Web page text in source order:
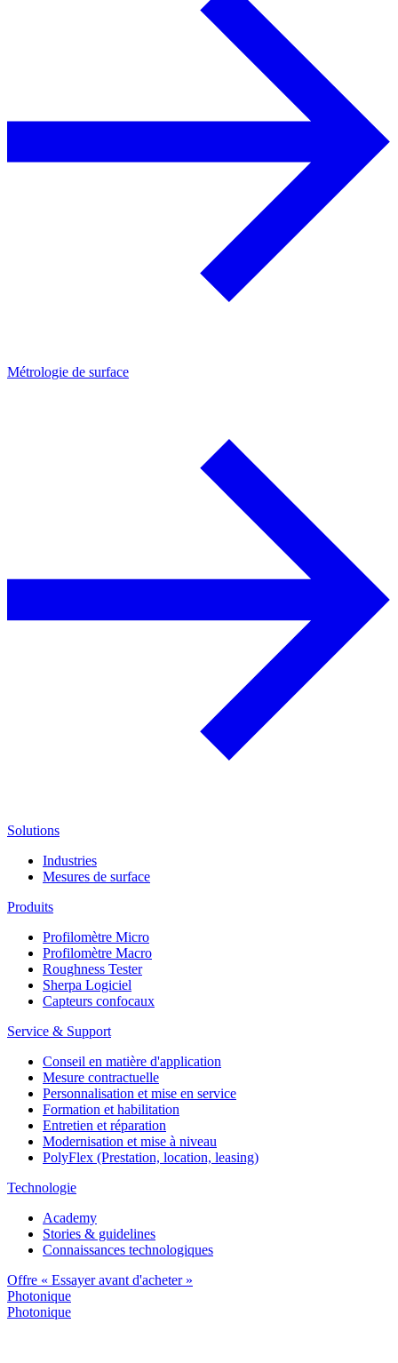
Métrologie de surface
Solutions
Industries
Mesures de surface
Produits
Profilomètre Micro
Profilomètre Macro
Roughness Tester
Sherpa Logiciel
Capteurs confocaux
Service & Support
Conseil en matière d'application
Mesure contractuelle
Personnalisation et mise en service
Formation et habilitation
Entretien et réparation
Modernisation et mise à niveau
PolyFlex (Prestation, location, leasing)
Technologie
Academy
Stories & guidelines
Connaissances technologiques
Offre « Essayer avant d'acheter »
Photonique
Photonique